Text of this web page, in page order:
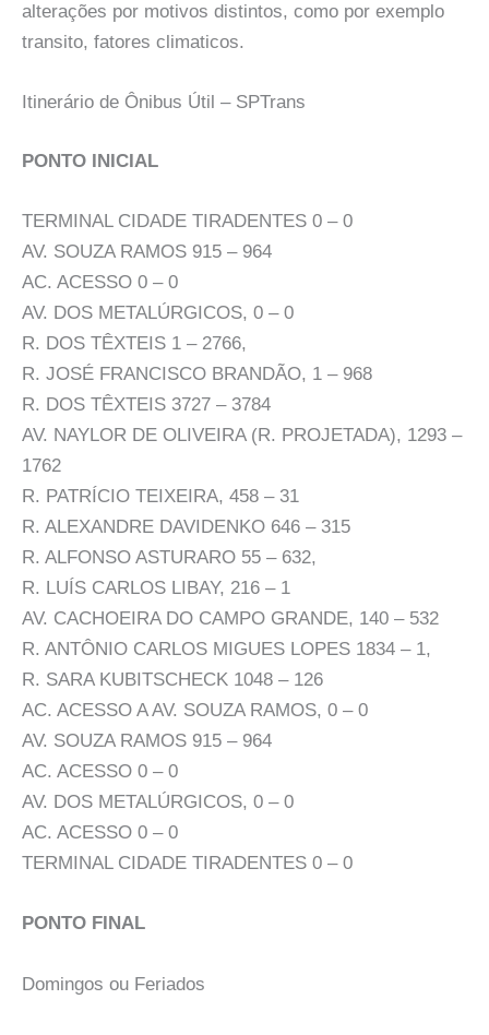
alterações por motivos distintos, como por exemplo
transito, fatores climaticos.
Itinerário de Ônibus Útil – SPTrans
PONTO INICIAL
TERMINAL CIDADE TIRADENTES 0 – 0
AV. SOUZA RAMOS 915 – 964
AC. ACESSO 0 – 0
AV. DOS METALÚRGICOS, 0 – 0
R. DOS TÊXTEIS 1 – 2766,
R. JOSÉ FRANCISCO BRANDÃO, 1 – 968
R. DOS TÊXTEIS 3727 – 3784
AV. NAYLOR DE OLIVEIRA (R. PROJETADA), 1293 –
1762
R. PATRÍCIO TEIXEIRA, 458 – 31
R. ALEXANDRE DAVIDENKO 646 – 315
R. ALFONSO ASTURARO 55 – 632,
R. LUÍS CARLOS LIBAY, 216 – 1
AV. CACHOEIRA DO CAMPO GRANDE, 140 – 532
R. ANTÔNIO CARLOS MIGUES LOPES 1834 – 1,
R. SARA KUBITSCHECK 1048 – 126
AC. ACESSO A AV. SOUZA RAMOS, 0 – 0
AV. SOUZA RAMOS 915 – 964
AC. ACESSO 0 – 0
AV. DOS METALÚRGICOS, 0 – 0
AC. ACESSO 0 – 0
TERMINAL CIDADE TIRADENTES 0 – 0
PONTO FINAL
Domingos ou Feriados